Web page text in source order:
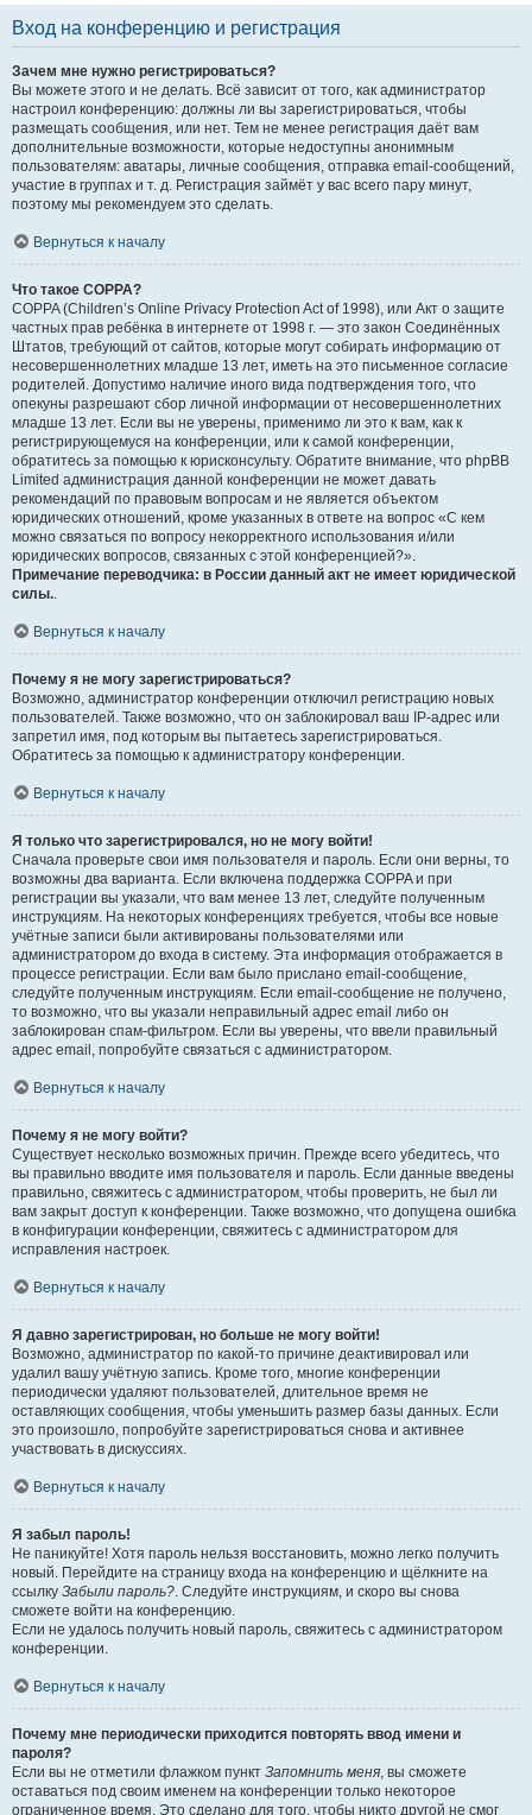
Вход на конференцию и регистрация
Зачем мне нужно регистрироваться?
Вы можете этого и не делать. Всё зависит от того, как администратор
настроил конференцию: должны ли вы зарегистрироваться, чтобы
размещать сообщения, или нет. Тем не менее регистрация даёт вам
дополнительные возможности, которые недоступны анонимным
пользователям: аватары, личные сообщения, отправка email-сообщений,
участие в группах и т. д. Регистрация займёт у вас всего пару минут,
поэтому мы рекомендуем это сделать.
Вернуться к началу
Что такое COPPA?
COPPA (Children’s Online Privacy Protection Act of 1998), или Акт о защите
частных прав ребёнка в интернете от 1998 г. — это закон Соединённых
Штатов, требующий от сайтов, которые могут собирать информацию от
несовершеннолетних младше 13 лет, иметь на это письменное согласие
родителей. Допустимо наличие иного вида подтверждения того, что
опекуны разрешают сбор личной информации от несовершеннолетних
младше 13 лет. Если вы не уверены, применимо ли это к вам, как к
регистрирующемуся на конференции, или к самой конференции,
обратитесь за помощью к юрисконсульту. Обратите внимание, что phpBB
Limited администрация данной конференции не может давать
рекомендаций по правовым вопросам и не является объектом
юридических отношений, кроме указанных в ответе на вопрос «С кем
можно связаться по вопросу некорректного использования и/или
юридических вопросов, связанных с этой конференцией?».
Примечание переводчика: в России данный акт не имеет юридической
силы..
Вернуться к началу
Почему я не могу зарегистрироваться?
Возможно, администратор конференции отключил регистрацию новых
пользователей. Также возможно, что он заблокировал ваш IP-адрес или
запретил имя, под которым вы пытаетесь зарегистрироваться.
Обратитесь за помощью к администратору конференции.
Вернуться к началу
Я только что зарегистрировался, но не могу войти!
Сначала проверьте свои имя пользователя и пароль. Если они верны, то
возможны два варианта. Если включена поддержка COPPA и при
регистрации вы указали, что вам менее 13 лет, следуйте полученным
инструкциям. На некоторых конференциях требуется, чтобы все новые
учётные записи были активированы пользователями или
администратором до входа в систему. Эта информация отображается в
процессе регистрации. Если вам было прислано email-сообщение,
следуйте полученным инструкциям. Если email-сообщение не получено,
то возможно, что вы указали неправильный адрес email либо он
заблокирован спам-фильтром. Если вы уверены, что ввели правильный
адрес email, попробуйте связаться с администратором.
Вернуться к началу
Почему я не могу войти?
Существует несколько возможных причин. Прежде всего убедитесь, что
вы правильно вводите имя пользователя и пароль. Если данные введены
правильно, свяжитесь с администратором, чтобы проверить, не был ли
вам закрыт доступ к конференции. Также возможно, что допущена ошибка
в конфигурации конференции, свяжитесь с администратором для
исправления настроек.
Вернуться к началу
Я давно зарегистрирован, но больше не могу войти!
Возможно, администратор по какой-то причине деактивировал или
удалил вашу учётную запись. Кроме того, многие конференции
периодически удаляют пользователей, длительное время не
оставляющих сообщения, чтобы уменьшить размер базы данных. Если
это произошло, попробуйте зарегистрироваться снова и активнее
участвовать в дискуссиях.
Вернуться к началу
Я забыл пароль!
Не паникуйте! Хотя пароль нельзя восстановить, можно легко получить
новый. Перейдите на страницу входа на конференцию и щёлкните на
ссылку Забыли пароль?. Следуйте инструкциям, и скоро вы снова
сможете войти на конференцию.
Если не удалось получить новый пароль, свяжитесь с администратором
конференции.
Вернуться к началу
Почему мне периодически приходится повторять ввод имени и
пароля?
Если вы не отметили флажком пункт Запомнить меня, вы сможете
оставаться под своим именем на конференции только некоторое
ограниченное время. Это сделано для того, чтобы никто другой не смог